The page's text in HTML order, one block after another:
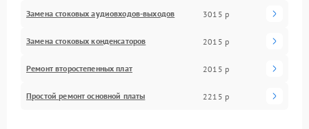
Замена стоковых аудиовходов-выходов 3015 р
Замена стоковых конденсаторов 2015 р
Ремонт второстепенных плат 2015 р
Простой ремонт основной платы 2215 р